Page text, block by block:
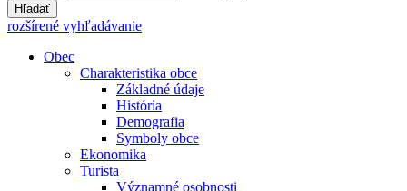
Hľadať
rozšírené vyhľadávanie
Obec
Charakteristika obce
Základné údaje
História
Demografia
Symboly obce
Ekonomika
Turista
Významné osobnosti